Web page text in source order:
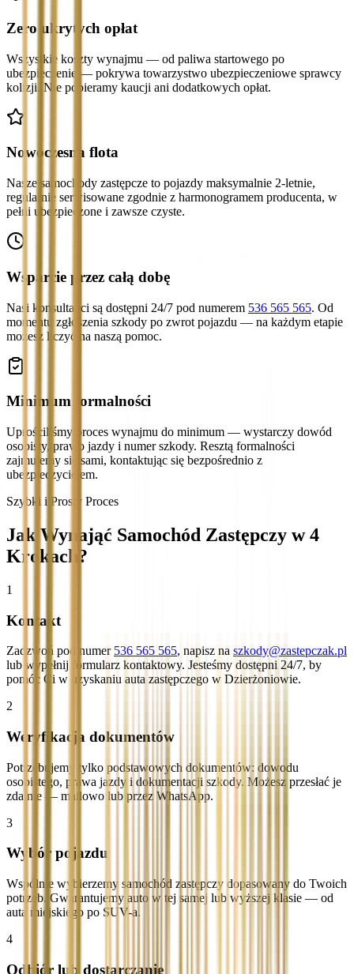
Zero ukrytych opłat
Wszystkie koszty wynajmu — od paliwa startowego po
ubezpieczenie — pokrywa towarzystwo ubezpieczeniowe sprawcy
kolizji. Nie pobieramy kaucji ani dodatkowych opłat.
Nowoczesna flota
Nasze samochody zastępcze to pojazdy maksymalnie 2-letnie,
regularnie serwisowane zgodnie z harmonogramem producenta, w
pełni ubezpieczone i zawsze czyste.
Wsparcie przez całą dobę
Nasi konsultanci są dostępni 24/7 pod numerem 536 565 565. Od
momentu zgłoszenia szkody po zwrot pojazdu — na każdym etapie
możesz liczyć na naszą pomoc.
Minimum formalności
Uprościliśmy proces wynajmu do minimum — wystarczy dowód
osobisty, prawo jazdy i numer szkody. Resztą formalności
zajmujemy się sami, kontaktując się bezpośrednio z
ubezpieczycielem.
Szybki i Prosty Proces
Jak Wynająć Samochód Zastępczy w 4
Krokach?
1
Kontakt
Zadzwoń pod numer 536 565 565, napisz na szkody@zastepczak.pl
lub wypełnij formularz kontaktowy. Jesteśmy dostępni 24/7, by
pomóc Ci w uzyskaniu auta zastępczego w Dzierżoniowie.
2
Weryfikacja dokumentów
Potrzebujemy tylko podstawowych dokumentów: dowodu
osobistego, prawa jazdy i dokumentacji szkody. Możesz przesłać je
zdalnie — mailowo lub przez WhatsApp.
3
Wybór pojazdu
Wspólnie wybierzemy samochód zastępczy dopasowany do Twoich
potrzeb. Gwarantujemy auto w tej samej lub wyższej klasie — od
auta miejskiego po SUV-a.
4
Odbiór lub dostarczanie